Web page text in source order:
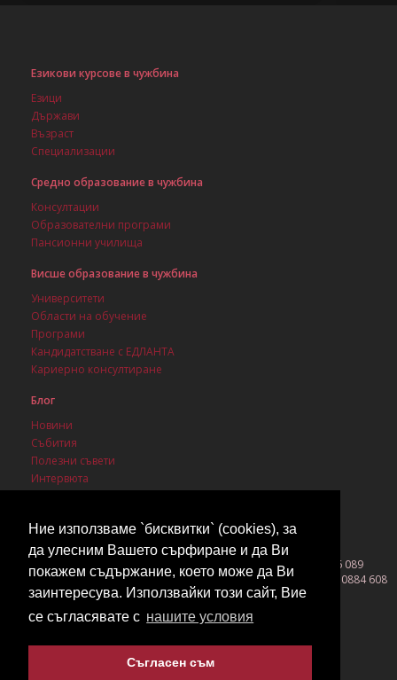
Ние използваме `бисквитки` (cookies), за
да улесним Вашето сърфиране и да Ви
покажем съдържание, което може да Ви
заинтересува. Използвайки този сайт, Вие
се съгласявате с нашите условия
Съгласен съм
Езикови курсове в чужбина
Езици
Държави
Възраст
Специализации
Средно образование в чужбина
Консултации
Образователни програми
Пансионни училища
Висше образование в чужбина
Университети
Области на обучение
Програми
Кандидатстване с ЕДЛАНТА
Кариерно консултиране
Блог
Новини
Събития
Полезни съвети
Интервюта
София 1142, бул. Васил Левски 3, ет. 1, ап. 1, моб. 0889 086 089
Бургас 8000, ул. Вардар 26, ет. 1, офис 2, тел. 056 530 800, моб. 0884 608
419